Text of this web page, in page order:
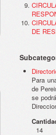
DE
Para
de
se
14